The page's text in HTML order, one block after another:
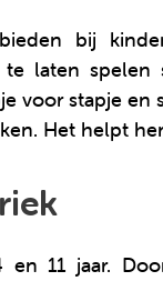
bij
laten
voor stapje
Het helpt
en 11 jaar.